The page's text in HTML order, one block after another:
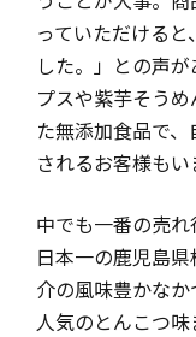
っていただける
した。」との声
プスや紫芋そう
た無添加食品で
されるお客様もい
中でも一番の売
日本一の鹿児島
介の風味豊かな
人気のとんこつ